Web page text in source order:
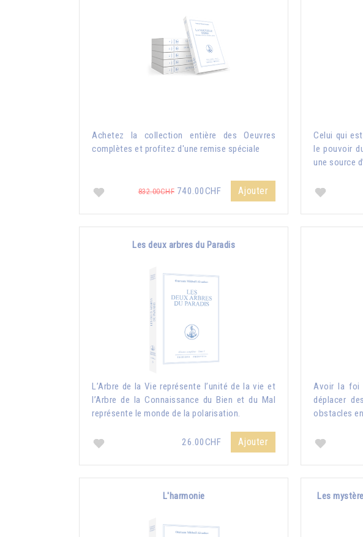
Achetez la collection entière des Oeuvres
complètes et profitez d'une remise spéciale
832.00CHF 740.00CHF Ajouter
Celui qui
le pouvoir
une source
Les deux arbres du Paradis
L’Arbre de la Vie représente l’unité de la vie et
l’Arbre de la Connaissance du Bien et du Mal
représente le monde de la polarisation.
26.00CHF Ajouter
Avoir la foi
déplacer
obstacles
L'harmonie
Les